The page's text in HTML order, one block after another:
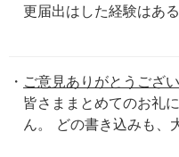
更届出はした経験はあ
ご意見ありがとうござ
皆さままとめてのお礼
ん。 どの書き込みも、